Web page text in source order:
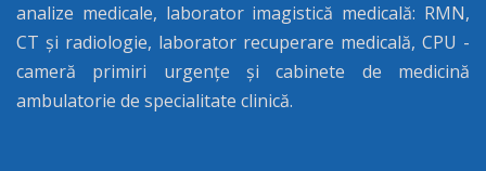
analize medicale, laborator imagistică medicală: RMN,
CT și radiologie, laborator recuperare medicală, CPU -
cameră primiri urgențe și cabinete de medicină
ambulatorie de specialitate clinică.